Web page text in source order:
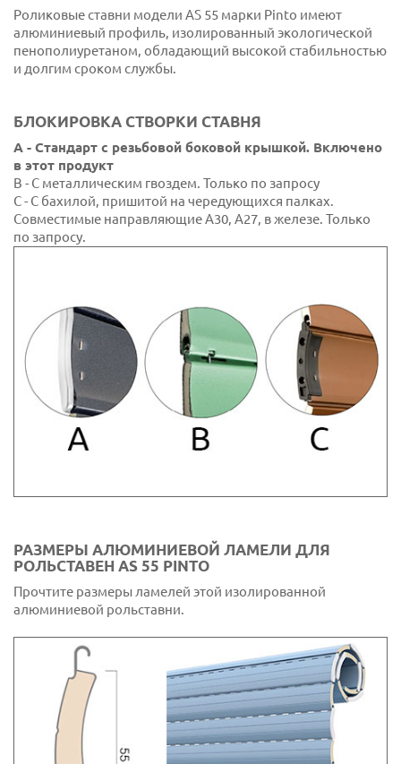
51 Дерево Европы
52 Узловатое дерево
54 RAL 7038
55 RAL 7047
56 RAL 7004
60 Золотой дуб дерево
86 RAL 7044
Роликовые ставни модели AS 55 марки Pinto имеют
алюминиевый профиль, изолированный экологической
пенополиуретаном, обладающий высокой стабильностью
и долгим сроком службы.
БЛОКИРОВКА СТВОРКИ СТАВНЯ
A - Стандарт с резьбовой боковой крышкой. Включено
в этот продукт
B - С металлическим гвоздем. Только по запросу
C - С бахилой, пришитой на чередующихся палках.
Совместимые направляющие А30, А27, в железе. Только
по запросу.
РАЗМЕРЫ АЛЮМИНИЕВОЙ ЛАМЕЛИ ДЛЯ
РОЛЬСТАВЕН AS 55 PINTO
Прочтите размеры ламелей этой изолированной
алюминиевой рольставни.